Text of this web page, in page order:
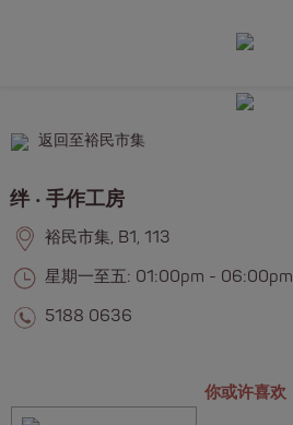
返回至裕民市集
绊 ‧ 手作工房
裕民市集, B1, 113
星期一至五: 01:00pm - 06:00pm
5188 0636
你或许喜欢